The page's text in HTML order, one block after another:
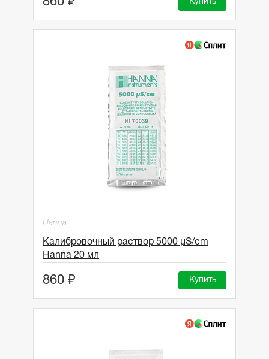
Hanna
Калибровочный раствор 5000 μS/cm
Hanna 20 мл
860 ₽ Купить